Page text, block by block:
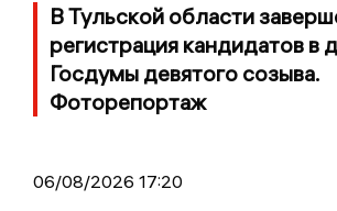
В Тульской области
регистрация кандидатов в
Госдумы девятого созыва.
Фоторепортаж
06/08/2026 17:20